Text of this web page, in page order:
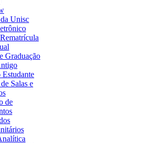
Unisc
Graduação
Estudante
Salas e
de